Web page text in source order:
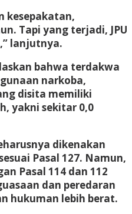
kesepakatan,
Tapi yang terjadi, JPU
lanjutnya.
bahwa terdakwa
narkoba,
disita memiliki
yakni sekitar 0,0
dikenakan
Pasal 127. Namun,
Pasal 114 dan 112
dan peredaran
hukuman lebih berat.